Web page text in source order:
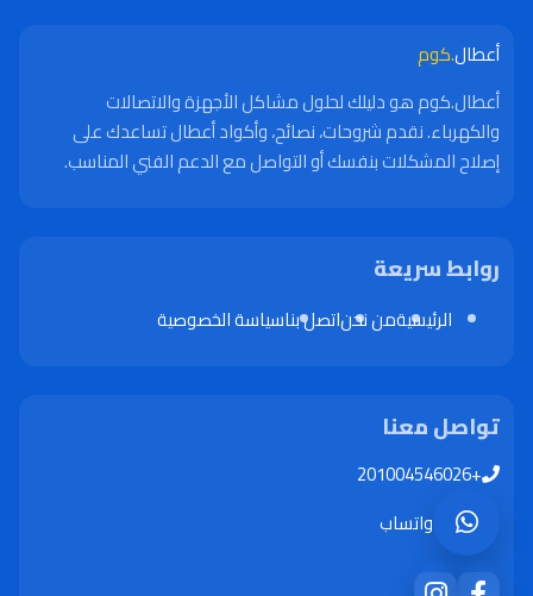
أعطال.كوم
أعطال.كوم هو دليلك لحلول مشاكل الأجهزة والاتصالات
والكهرباء. نقدم شروحات، نصائح، وأكواد أعطال تساعدك على
إصلاح المشكلات بنفسك أو التواصل مع الدعم الفني المناسب.
روابط سريعة
الرئيسيةمن نحناتصل بناسياسة الخصوصية
تواصل معنا
+201004546026
واتساب